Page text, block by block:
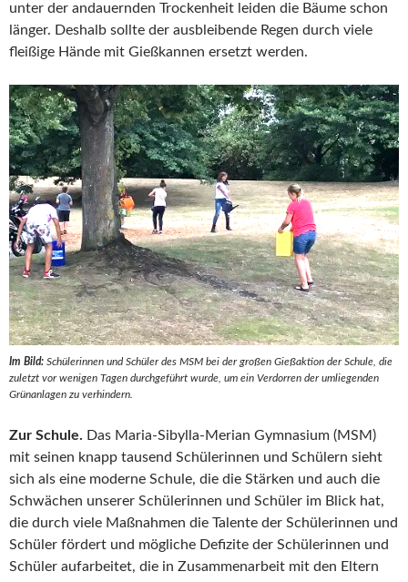
unter der andauernden Trockenheit leiden die Bäume schon
länger. Deshalb sollte der ausbleibende Regen durch viele
fleißige Hände mit Gießkannen ersetzt werden.
Im Bild: Schülerinnen und Schüler des MSM bei der großen Gießaktion der Schule, die
zuletzt vor wenigen Tagen durchgeführt wurde, um ein Verdorren der umliegenden
Grünanlagen zu verhindern.
Zur Schule. Das Maria-Sibylla-Merian Gymnasium (MSM)
mit seinen knapp tausend Schülerinnen und Schülern sieht
sich als eine moderne Schule, die die Stärken und auch die
Schwächen unserer Schülerinnen und Schüler im Blick hat,
die durch viele Maßnahmen die Talente der Schülerinnen und
Schüler fördert und mögliche Defizite der Schülerinnen und
Schüler aufarbeitet, die in Zusammenarbeit mit den Eltern